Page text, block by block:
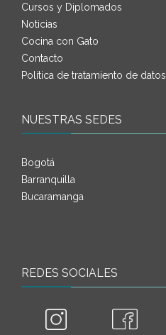
Cursos y Diplomados
Noticias
Cocina con Gato
Contacto
Política de tratamiento de datos
NUESTRAS SEDES
Bogotá
Barranquilla
Bucaramanga
REDES SOCIALES